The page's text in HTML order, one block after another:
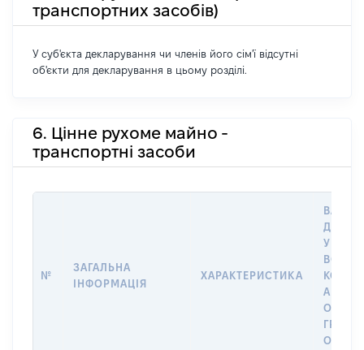
транспортних засобів)
У суб'єкта декларування чи членів його сім'ї відсутні
об'єкти для декларування в цьому розділі.
6. Цінне рухоме майно -
транспортні засоби
№
ЗАГАЛЬНА
ІНФОРМАЦІЯ
ХАРАКТЕРИСТИКА
ДАТУ
У
АБО